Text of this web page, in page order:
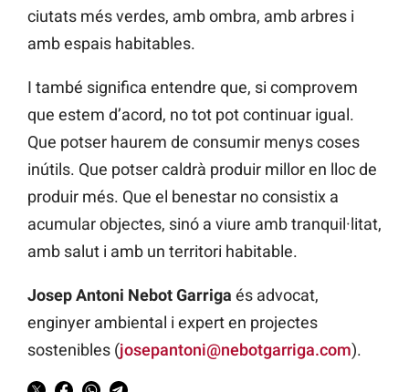
ciutats més verdes, amb ombra, amb arbres i
amb espais habitables.
I també significa entendre que, si comprovem
que estem d’acord, no tot pot continuar igual.
Que potser haurem de consumir menys coses
inútils. Que potser caldrà produir millor en lloc de
produir més. Que el benestar no consistix a
acumular objectes, sinó a viure amb tranquil·litat,
amb salut i amb un territori habitable.
Josep Antoni Nebot Garriga és advocat,
enginyer ambiental i expert en projectes
sostenibles (josepantoni@nebotgarriga.com).